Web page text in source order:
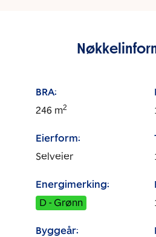
BRA:
246 m2
Eierform:
Selveier
Energimerking:
D - Grønn
Byggeår: